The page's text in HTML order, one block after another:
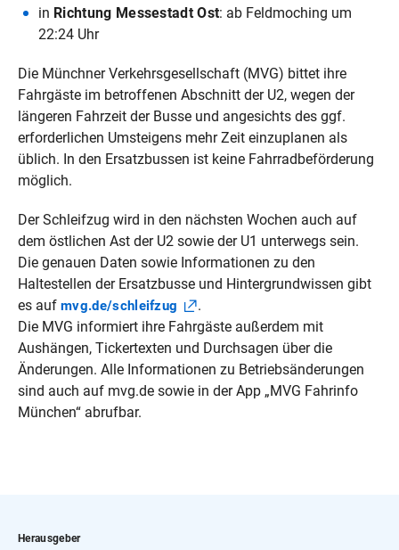
in Richtung Messestadt Ost: ab Feldmoching um
22:24 Uhr
Die Münchner Verkehrsgesellschaft (MVG) bittet ihre
Fahrgäste im betroffenen Abschnitt der U2, wegen der
längeren Fahrzeit der Busse und angesichts des ggf.
erforderlichen Umsteigens mehr Zeit einzuplanen als
üblich. In den Ersatzbussen ist keine Fahrradbeförderung
möglich.
Der Schleifzug wird in den nächsten Wochen auch auf
dem östlichen Ast der U2 sowie der U1 unterwegs sein.
Die genauen Daten sowie Informationen zu den
Haltestellen der Ersatzbusse und Hintergrundwissen gibt
es auf mvg.de/schleifzug
.
Die MVG informiert ihre Fahrgäste außerdem mit
Aushängen, Tickertexten und Durchsagen über die
Änderungen. Alle Informationen zu Betriebsänderungen
sind auch auf mvg.de sowie in der App „MVG Fahrinfo
München“ abrufbar.
Herausgeber